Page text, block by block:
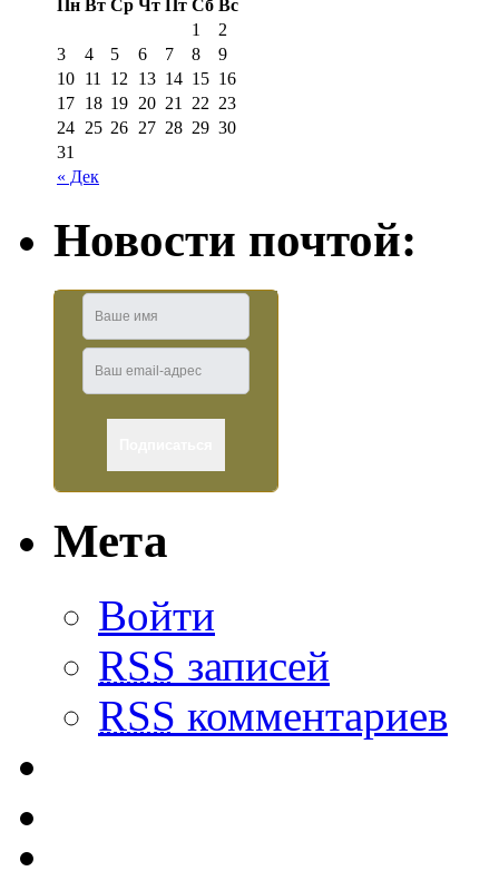
Пн Вт Ср Чт Пт Сб Вс
« Дек
1
2
3
4 5 6 7 8
9
10 11 12 13 14 15 16
17 18 19 20 21 22 23
24 25 26 27 28 29 30
31
Новости почтой:
Мета
Войти
RSS записей
RSS комментариев